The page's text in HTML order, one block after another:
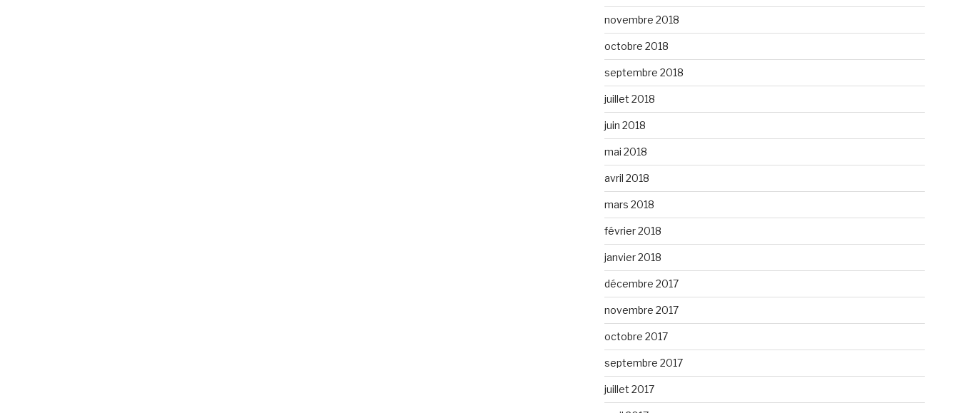
novembre 2018
octobre 2018
septembre 2018
juillet 2018
juin 2018
mai 2018
avril 2018
mars 2018
février 2018
janvier 2018
décembre 2017
novembre 2017
octobre 2017
septembre 2017
juillet 2017